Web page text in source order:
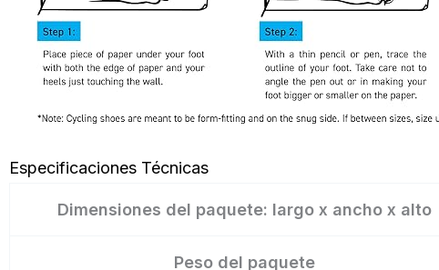
Especificaciones Técnicas
Dimensiones del paquete: largo x ancho x alto
Peso del paquete